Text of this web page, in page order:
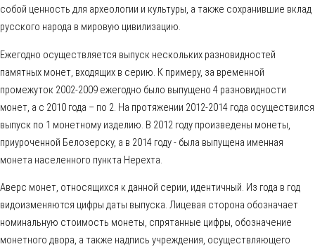
собой ценность для археологии и культуры, а также сохранившие вклад
русского народа в мировую цивилизацию.
Ежегодно осуществляется выпуск нескольких разновидностей
памятных монет, входящих в серию. К примеру, за временной
промежуток 2002-2009 ежегодно было выпущено 4 разновидности
монет, а с 2010 года – по 2. На протяжении 2012-2014 года осуществился
выпуск по 1 монетному изделию. В 2012 году произведены монеты,
приуроченной Белозерску, а в 2014 году - была выпущена именная
монета населенного пункта Нерехта.
Аверс монет, относящихся к данной серии, идентичный. Из года в год
видоизменяются цифры даты выпуска. Лицевая сторона обозначает
номинальную стоимость монеты, спрятанные цифры, обозначение
монетного двора, а также надпись учреждения, осуществляющего